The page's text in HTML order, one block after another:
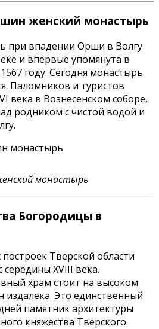
женский монастырь
при впадении Орши в Волгу
и впервые упомянута в
году. Сегодня монастырь
Паломников и туристов
века в Вознесенском соборе,
родником с чистой водой и
монастырь
Богородицы в
Тверской области
XVIII века.
храм стоит на высоком
издалека. Это единственный
памятник архитектуры
княжества Тверского.